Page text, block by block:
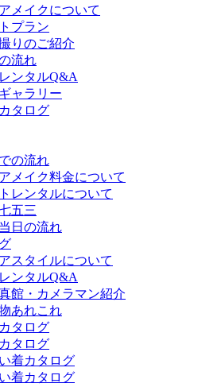
メイクについて
プラン
りのご紹介
流れ
ンタルQ&A
ャラリー
タログ
の流れ
メイク料金について
レンタルについて
五三
日の流れ
スタイルについて
ンタルQ&A
館・カメラマン紹介
あれこれ
タログ
タログ
着カタログ
着カタログ